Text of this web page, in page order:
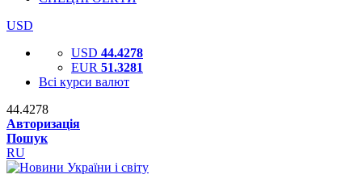
USD
USD 44.4278
EUR 51.3281
Всі курси валют
44.4278
Авторизація
Пошук
RU